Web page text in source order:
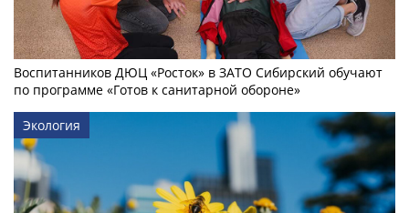
Воспитанников ДЮЦ «Росток» в ЗАТО Сибирский обучают
по программе «Готов к санитарной обороне»
Экология